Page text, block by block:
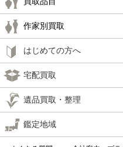
作家別買取
はじめての方へ
宅配買取
遺品買取・整理
鑑定地域